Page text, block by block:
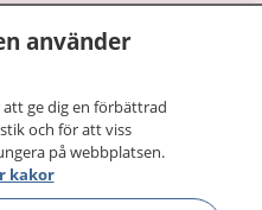
Visa
använder
ge dig en förbättrad
och för att viss
på webbplatsen.
kakor